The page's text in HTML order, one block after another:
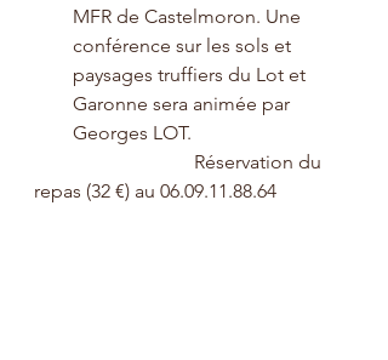
MFR de Castelmoron. Une
conférence sur les sols et
paysages truffiers du Lot et
Garonne sera animée par
Georges LOT.
repas (32 €) au 06.09.11.88.64